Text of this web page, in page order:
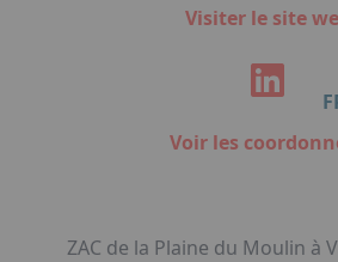
à Metz
Organisation de
Metz
Qui sommes-nous ?
Accéder au
Politique RSE
Visiter le site
Voir les
ZAC de la Plaine du Moulin à